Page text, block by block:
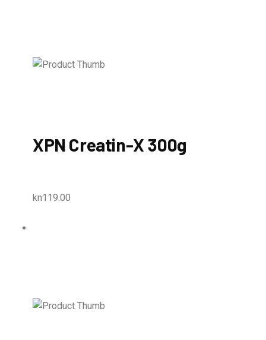
XPN Creatin-X 300g
kn119.00